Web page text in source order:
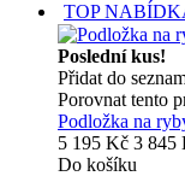
TOP
Poslední kus!
Přidat do
Porovnat tento
Podložka na
5 195 Kč 3 845
Do košíku